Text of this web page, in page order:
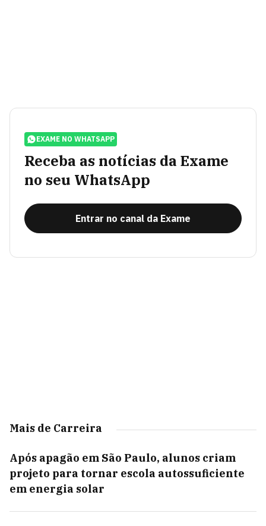
EXAME NO WHATSAPP
Receba as notícias da Exame
no seu WhatsApp
Entrar no canal da Exame
Mais de Carreira
Após apagão em São Paulo, alunos criam
projeto para tornar escola autossuficiente
em energia solar